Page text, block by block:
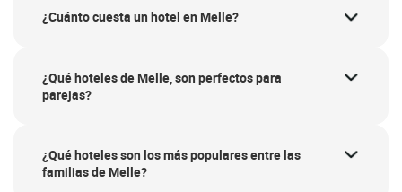
¿Cuánto cuesta un hotel en Melle?
¿Qué hoteles de Melle, son perfectos para
parejas?
¿Qué hoteles son los más populares entre las
familias de Melle?